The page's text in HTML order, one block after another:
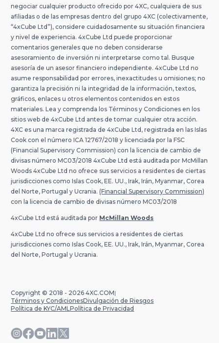
negociar cualquier producto ofrecido por 4XC, cualquiera de sus
afiliadas o de las empresas dentro del grupo 4XC (colectivamente,
“4xCube Ltd”), considere cuidadosamente su situación financiera
y nivel de experiencia. 4xCube Ltd puede proporcionar
comentarios generales que no deben considerarse
asesoramiento de inversión ni interpretarse como tal. Busque
asesoría de un asesor financiero independiente. 4xCube Ltd no
asume responsabilidad por errores, inexactitudes u omisiones; no
garantiza la precisión ni la integridad de la información, textos,
gráficos, enlaces u otros elementos contenidos en estos
materiales. Lea y comprenda los Términos y Condiciones en los
sitios web de 4xCube Ltd antes de tomar cualquier otra acción.
4XC es una marca registrada de 4xCube Ltd, registrada en las Islas
Cook con el número ICA 12767/2018 y licenciada por la FSC
(Financial Supervisory Commission) con la licencia de cambio de
divisas número MC03/2018 4xCube Ltd está auditada por McMillan
Woods 4xCube Ltd no ofrece sus servicios a residentes de ciertas
jurisdicciones como Islas Cook, EE. UU., Irak, Irán, Myanmar, Corea
del Norte, Portugal y Ucrania.(Financial Supervisory Commission)
con la licencia de cambio de divisas número MC03/2018
4xCube Ltd está auditada por McMillan Woods
4xCube Ltd no ofrece sus servicios a residentes de ciertas
jurisdicciones como Islas Cook, EE. UU., Irak, Irán, Myanmar, Corea
del Norte, Portugal y Ucrania.
Copyright © 2018 - 2026 4XC.COM|
Términos y CondicionesDivulgación de Riesgos
Política de KYC/AMLPolítica de Privacidad